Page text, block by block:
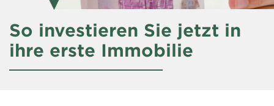
So investieren Sie jetzt in
ihre erste Immobilie